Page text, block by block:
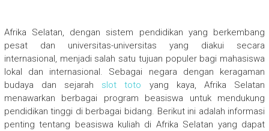
Afrika Selatan, dengan sistem pendidikan yang berkembang
pesat dan universitas-universitas yang diakui secara
internasional, menjadi salah satu tujuan populer bagi mahasiswa
lokal dan internasional. Sebagai negara dengan keragaman
budaya dan sejarah slot toto yang kaya, Afrika Selatan
menawarkan berbagai program beasiswa untuk mendukung
pendidikan tinggi di berbagai bidang. Berikut ini adalah informasi
penting tentang beasiswa kuliah di Afrika Selatan yang dapat